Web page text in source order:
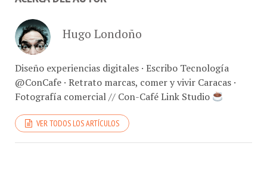
Hugo Londoño
Diseño experiencias digitales · Escribo Tecnología
@ConCafe · Retrato marcas, comer y vivir Caracas ·
Fotografía comercial // Con-Café Link Studio
VER TODOS LOS ARTÍCULOS